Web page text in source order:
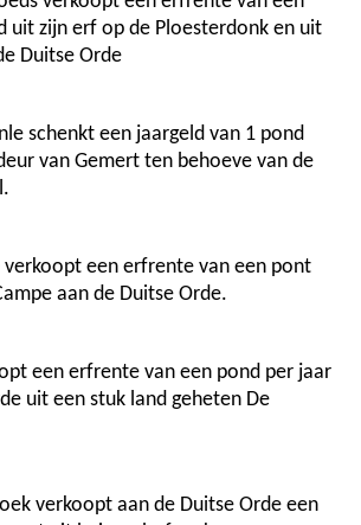
uit zijn erf op de Ploesterdonk en uit
Duitse Orde
schenkt een jaargeld van 1 pond
van Gemert ten behoeve van de
verkoopt een erfrente van een pont
aan de Duitse Orde.
een erfrente van een pond per jaar
uit een stuk land geheten De
verkoopt aan de Duitse Orde een